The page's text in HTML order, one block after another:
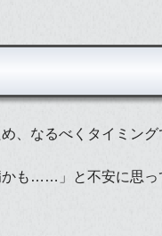
、なるべくタイミング
も……」と不安に思